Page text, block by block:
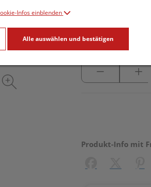
lieferbar
Produkt-Info mit
Infos einblenden
Alle auswählen und bestätigen